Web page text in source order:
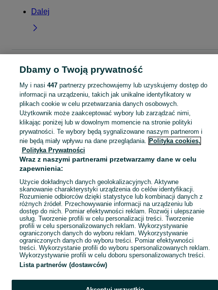
Dalej
Pozostałe - Dzierżoniów
KATEGORIA
domek ogrodowy dla dzieci,basen z kulkami,zabawki ogrodowe,zabawki
Zobacz
Mapa kategorii
Mapa miejscowości
Mapa ministron
Popularne wyszukiwania
Dbamy o Twoją prywatność
My i nasi 447partnerzy przechowujemy lub uzyskujemy dostęp do
informacji na urządzeniu, takich jak unikalne identyfikatory w
plikach cookie w celu przetwarzania danych osobowych.
Użytkownik może zaakceptować wybory lub zarządzać nimi,
klikając poniżej lub w dowolnym momencie na stronie polityki
prywatności. Te wybory będą sygnalizowane naszym partnerom i
nie będą miały wpływu na dane przeglądania. Polityka cookies,
Polityka Prywatności
Wraz z naszymi partnerami przetwarzamy dane w celu
zapewnienia:
Użycie dokładnych danych geolokalizacyjnych. Aktywne
skanowanie charakterystyki urządzenia do celów identyfikacji.
Rozumienie odbiorców dzięki statystyce lub kombinacji danych z
różnych źródeł. Przechowywanie informacji na urządzeniu lub
dostęp do nich. Pomiar efektywności reklam. Rozwój i ulepszanie
usług. Tworzenie profili w celu personalizacji treści. Tworzenie
profili w celu spersonalizowanych reklam. Wykorzystywanie
ograniczonych danych do wyboru reklam. Wykorzystywanie
ograniczonych danych do wyboru treści. Pomiar efektywności
treści. Wykorzystanie profili do wyboru spersonalizowanych reklam.
Wykorzystywanie profili w celu doboru spersonalizowanych treści.
Lista partnerów (dostawców)